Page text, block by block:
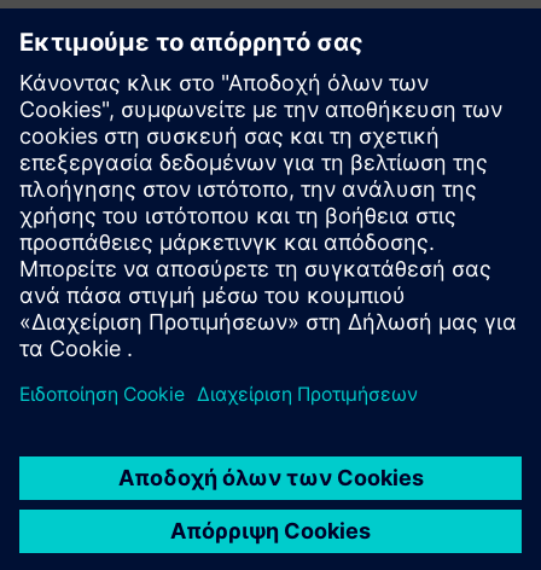
Εξερευνήστε πόρους και
σχετικά προϊόντα
Πρόσθετες πληροφορίες και πόροι
OYTEC | Ιστοσελίδα Xcelerator
OYTEC | Αρχική Σελίδα